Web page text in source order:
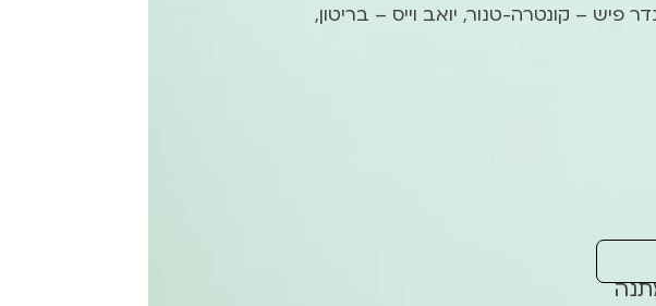
– קונטרה-טנור, יואב וייס – בריטון,